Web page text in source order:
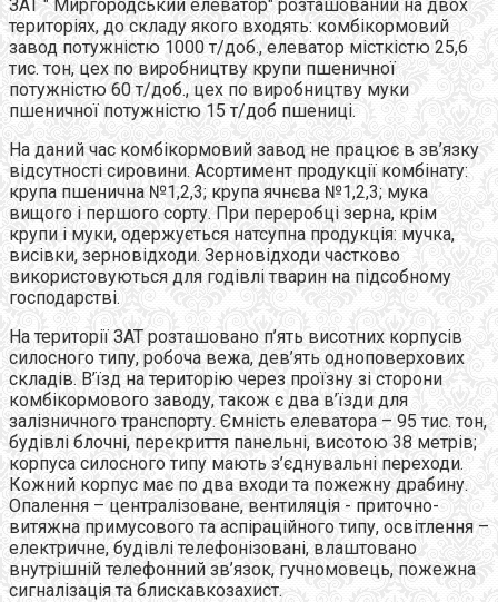
ЗАТ " Миргородський елеватор" розташований на двох
територіях, до складу якого входять: комбікормовий
завод потужністю 1000 т/доб., елеватор місткістю 25,6
тис. тон, цех по виробництву крупи пшеничної
потужністю 60 т/доб., цех по виробництву муки
пшеничної потужністю 15 т/доб пшениці.
На даний час комбікормовий завод не працює в зв’язку
відсутності сировини. Асортимент продукції комбінату:
крупа пшенична №1,2,3; крупа ячнєва №1,2,3; мука
вищого і першого сорту. При переробці зерна, крім
крупи і муки, одержується натсупна продукція: мучка,
висівки, зерновідходи. Зерновідходи частково
використовуються для годівлі тварин на підсобному
господарстві.
На території ЗАТ розташовано п’ять висотних корпусів
силосного типу, робоча вежа, дев’ять одноповерхових
складів. В’їзд на територію через проїзну зі сторони
комбікормового заводу, також є два в’їзди для
залізничного транспорту. Ємність елеватора – 95 тис. тон,
будівлі блочні, перекриття панельні, висотою 38 метрів;
корпуса силосного типу мають з’єднувальні переходи.
Кожний корпус має по два входи та пожежну драбину.
Опалення – централізоване, вентиляція - приточно-
витяжна примусового та аспіраційного типу, освітлення –
електричне, будівлі телефонізовані, влаштовано
внутрішній телефонний зв’язок, гучномовець, пожежна
сигналізація та блискавкозахист.